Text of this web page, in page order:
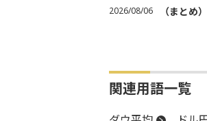
2026/08/06 （まと
関連用語一覧